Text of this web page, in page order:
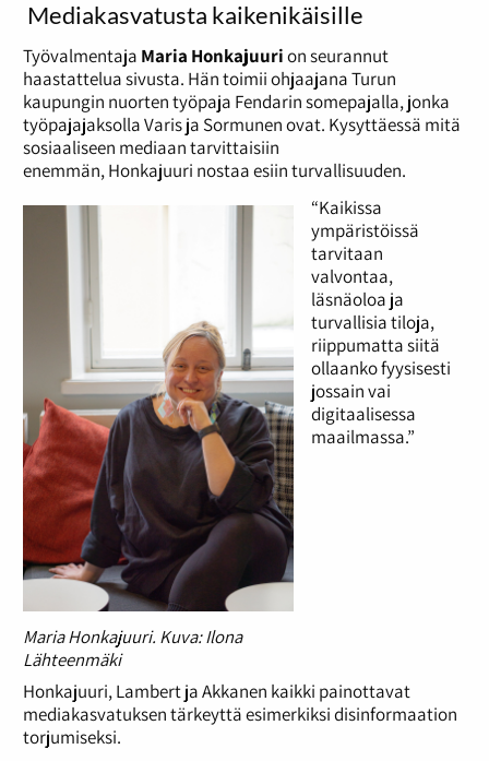
Mediakasvatusta kaikenikäisille
Työvalmentaja Maria Honkajuurion seurannut
haastattelua sivusta. Hän toimii ohjaajana Turun
kaupungin nuorten työpaja Fendarin somepajalla, jonka
työpajajaksolla Varis ja Sormunen ovat. Kysyttäessä mitä
sosiaaliseen mediaan tarvittaisiin
enemmän, Honkajuuri nostaa esiin turvallisuuden.
Maria Honkajuuri. Kuva: Ilona
Lähteenmäki
“Kaikissa
ympäristöissä
tarvitaan
valvontaa,
läsnäoloa ja
turvallisia tiloja,
riippumatta siitä
ollaanko fyysisesti
jossain vai
digitaalisessa
maailmassa.”
Honkajuuri, Lambert ja Akkanen kaikki painottavat
mediakasvatuksen tärkeyttä esimerkiksi disinformaation
torjumiseksi.